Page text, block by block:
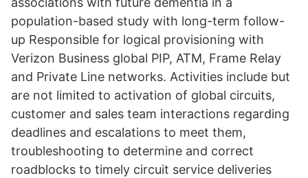
population-based study with long-term follow-
up Responsible for logical provisioning with
Verizon Business global PIP, ATM, Frame Relay
and Private Line networks. Activities include but
are not limited to activation of global circuits,
customer and sales team interactions regarding
deadlines and escalations to meet them,
troubleshooting to determine and correct
roadblocks to timely circuit service deliveries